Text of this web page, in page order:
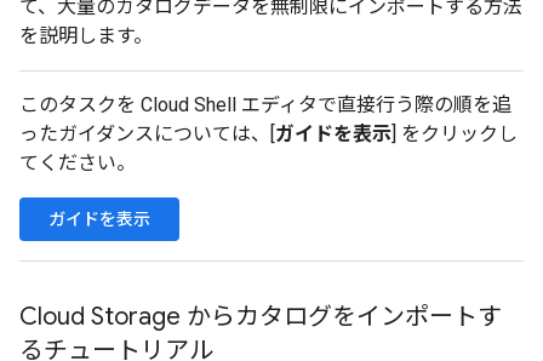
て、大量のカタログデータを無制限にインポートする方法
を説明します。
このタスクを Cloud Shell エディタで直接行う際の順を追
ったガイダンスについては、[ガイドを表示] をクリックし
てください。
ガイドを表示
Cloud Storage からカタログをインポートす
るチュートリアル